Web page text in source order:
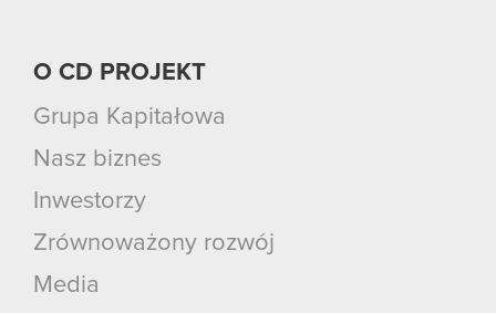
O CD PROJEKT
Grupa Kapitałowa
Nasz biznes
Inwestorzy
Zrównoważony rozwój
Media